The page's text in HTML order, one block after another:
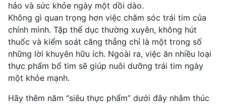
hảo và sức khỏe ngày một dồi dào.
Không gì quan trọng hơn việc chăm sóc trái tim của
chính mình. Tập thể dục thường xuyên, không hút
thuốc và kiểm soát căng thẳng chỉ là một trong số
những lời khuyên hữu ích. Ngoài ra, việc ăn nhiều loại
thực phẩm bổ tim sẽ giúp nuôi dưỡng trái tim ngày
một khỏe mạnh.
Hãy thêm năm “siêu thực phẩm” dưới đây nhằm thúc